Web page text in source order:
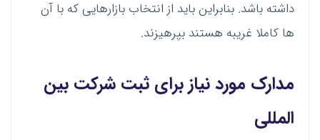
داشته باشد. بنابراین باید از انتخاب بازارهایی که با آن
ها کاملا غریبه هستند بپرهیزند.
مدارک مورد نیاز برای ثبت شرکت بین
المللی